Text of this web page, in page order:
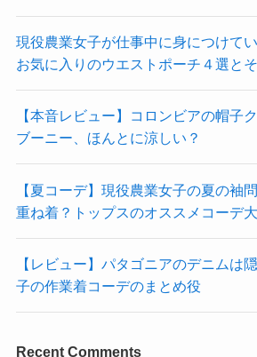
現役農業女子が仕事中に身につけて
お気に入りのウエストポーチ４選と
【本音レビュー】コロンビアの帽子
ブーニー、ほんとに涼しい？
【夏コーデ】現役農業女子の夏の袖
重ね着？トップスのオススメコーデ大
【レビュー】パタゴニアのデニムは
子の作業着コーデのまとめ役
Recent Comments